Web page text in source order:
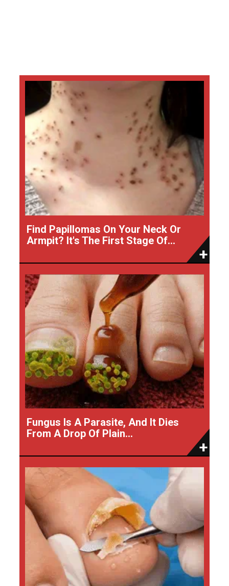
Find Papillomas On Your Neck Or
Armpit? It's The First Stage Of...
Fungus Is A Parasite, And It Dies
From A Drop Of Plain...